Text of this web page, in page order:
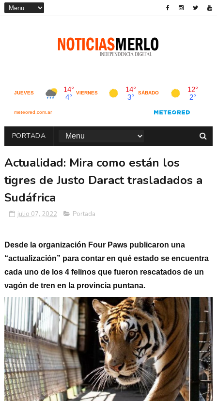
PORTADA
Actualidad: Mira como están los
tigres de Justo Daract trasladados a
Sudáfrica
julio 07, 2022 Portada
Desde la organización Four Paws publicaron una
“actualización” para contar en qué estado se encuentra
cada uno de los 4 felinos que fueron rescatados de un
vagón de tren en la provincia puntana.